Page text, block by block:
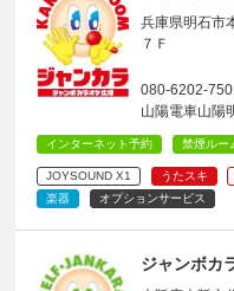
兵庫県明石市
７Ｆ
080-6202-
山陽電車山陽
インターネット予約 禁煙ルー
JOYSOUND X1 うたスキ
楽器
オプションサービス
ジャンボ